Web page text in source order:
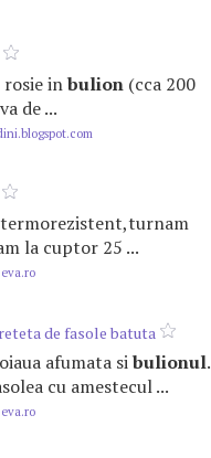
rosie inbulion (cca 200
de ...
la cuptor 25 ...
de fasole batuta
afumata sibulionul.
cu amestecul ...